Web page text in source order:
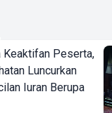
Keaktifan Peserta,
Luncurkan
Iuran Berupa